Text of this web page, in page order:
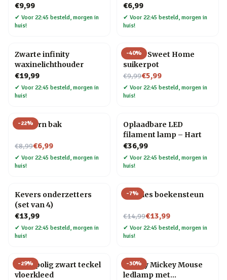
€9,99
✔ Voor 22:45 besteld, morgen in
huis!
€6,99
✔ Voor 22:45 besteld, morgen in
huis!
Zwarte infinity
waxinelichthouder
€19,99
✔ Voor 22:45 besteld, morgen in
huis!
-40%
Home Sweet Home
suikerpot
€9,99
Nu voor€5,99
✔ Voor 22:45 besteld, morgen in
huis!
-22%
Popcorn bak
€8,99
Nu voor€6,99
✔ Voor 22:45 besteld, morgen in
huis!
Oplaadbare LED
filament lamp – Hart
€36,99
✔ Voor 22:45 besteld, morgen in
huis!
Kevers onderzetters
(set van 4)
€13,99
✔ Voor 22:45 besteld, morgen in
huis!
-7%
Noodles boekensteun
€14,99
Nu voor€13,99
✔ Voor 22:45 besteld, morgen in
huis!
-29%
Hoogpolig zwart teckel
vloerkleed
-30%
Disney Mickey Mouse
ledlamp met